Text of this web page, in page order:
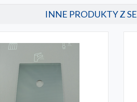
00
INNE PRODUKTY Z